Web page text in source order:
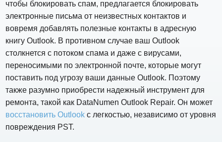
чтобы блокировать спам, предлагается блокировать
электронные письма от неизвестных контактов и
вовремя добавлять полезные контакты в адресную
книгу Outlook. В противном случае ваш Outlook
столкнется с потоком спама и даже с вирусами,
переносимыми по электронной почте, которые могут
поставить под угрозу ваши данные Outlook. Поэтому
также разумно приобрести надежный инструмент для
ремонта, такой как DataNumen Outlook Repair. Он может
восстановить Outlook с легкостью, независимо от уровня
повреждения PST.